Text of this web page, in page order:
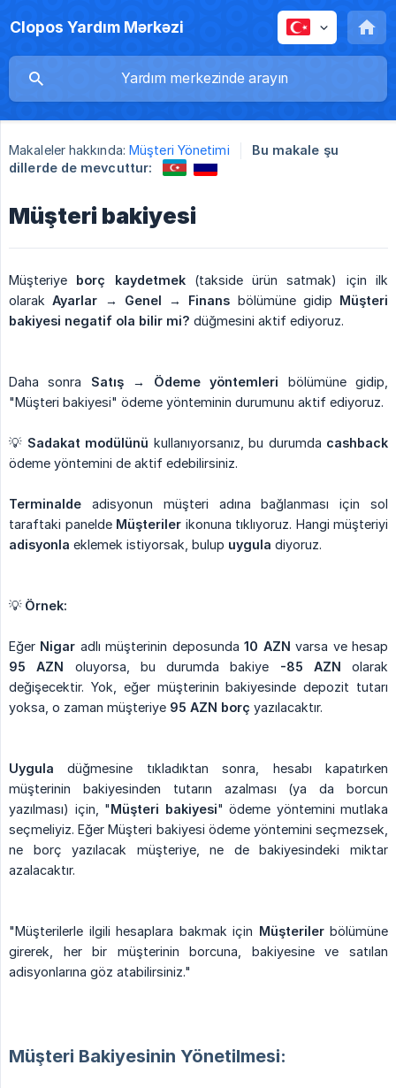
Clopos Yardım Mərkəzi
Makaleler hakkında: Müşteri Yönetimi
Bu makale şu
dillerde de mevcuttur:
Müşteri bakiyesi
Müşteriye borç kaydetmek(takside ürün satmak) için ilk
olarakAyarlar → Genel → Finans bölümüne gidip Müşteri
bakiyesi negatif ola bilir mi? düğmesini aktif ediyoruz.
Daha sonra Satış → Ödeme yöntemleri bölümüne gidip,
"Müşteri bakiyesi" ödeme yönteminin durumunu aktif ediyoruz.
💡 Sadakat modülünü kullanıyorsanız, bu durumda cashback
ödeme yöntemini de aktif edebilirsiniz.
Terminalde adisyonun müşteri adına bağlanması için sol
taraftaki panelde Müşteriler ikonuna tıklıyoruz. Hangi müşteriyi
adisyonla eklemek istiyorsak, bulup uygula diyoruz.
💡 Örnek:
Eğer Nigar adlı müşterinin deposunda10 AZN varsa ve hesap
95 AZN oluyorsa, bu durumda bakiye -85 AZN olarak
değişecektir. Yok, eğer müşterinin bakiyesinde depozit tutarı
yoksa, o zaman müşteriye 95 AZN borç yazılacaktır.
Uygula düğmesine tıkladıktan sonra, hesabı kapatırken
müşterinin bakiyesinden tutarın azalması (ya da borcun
yazılması) için, "Müşteri bakiyesi" ödeme yöntemini mutlaka
seçmeliyiz. Eğer Müşteri bakiyesi ödeme yöntemini seçmezsek,
ne borç yazılacak müşteriye, ne de bakiyesindeki miktar
azalacaktır.
"Müşterilerle ilgili hesaplara bakmak için Müşterilerbölümüne
girerek, her bir müşterinin borcuna, bakiyesine ve satılan
adisyonlarına göz atabilirsiniz."
Müşteri Bakiyesinin Yönetilmesi: